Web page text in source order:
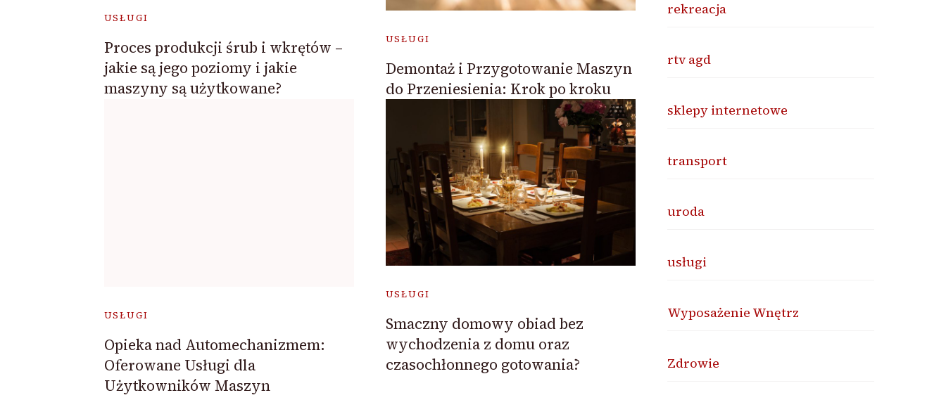
USŁUGI
Proces produkcji śrub i wkrętów –
jakie są jego poziomy i jakie
maszyny są użytkowane?
USŁUGI
Demontaż i Przygotowanie Maszyn
do Przeniesienia: Krok po kroku
USŁUGI
Opieka nad Automechanizmem:
Oferowane Usługi dla
Użytkowników Maszyn
USŁUGI
Smaczny domowy obiad bez
wychodzenia z domu oraz
czasochłonnego gotowania?
rekreacja
rtv agd
sklepy internetowe
transport
uroda
usługi
Wyposażenie Wnętrz
Zdrowie